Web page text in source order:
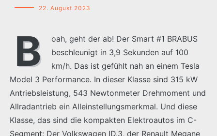
22. August 2023
B
oah, geht der ab! Der Smart #1 BRABUS
beschleunigt in 3,9 Sekunden auf 100
km/h. Das ist gefühlt nah an einem Tesla
Model 3 Performance. In dieser Klasse sind 315 kW
Antriebsleistung, 543 Newtonmeter Drehmoment und
Allradantrieb ein Alleinstellungsmerkmal. Und diese
Klasse, das sind die kompakten Elektroautos im C-
Segment: Der Volkswagen ID.3, der Renault Megane